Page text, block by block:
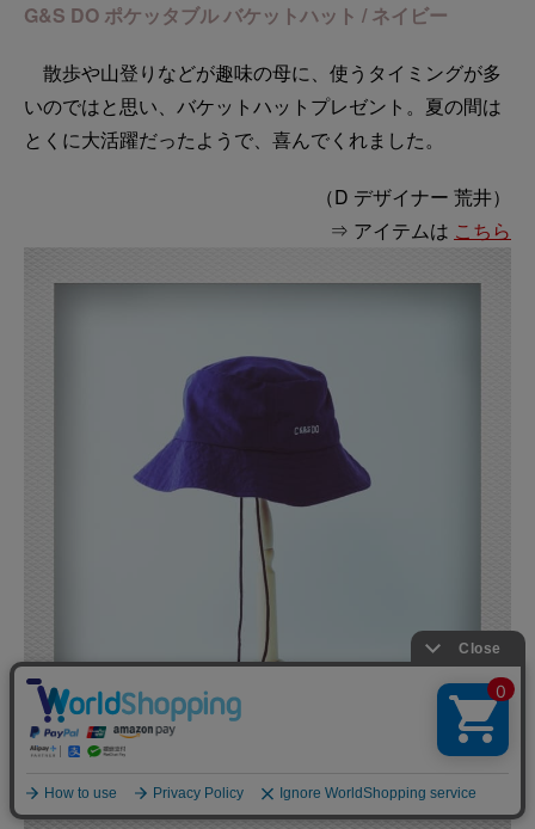
G&S DO ポケッタブル バケットハット / ネイビー
散歩や山登りなどが趣味の母に、使うタイミングが多
いのではと思い、バケットハットプレゼント。夏の間は
とくに大活躍だったようで、喜んでくれました。
（D デザイナー 荒井）
⇒ アイテムは こちら